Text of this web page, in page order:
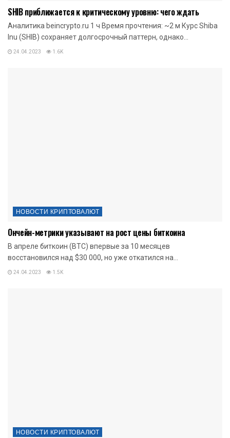
SHIB приближается к критическому уровню: чего ждать
Аналитика beincrypto.ru 1 ч Время прочтения: ~2 м Курс Shiba
Inu (SHIB) сохраняет долгосрочный паттерн, однако...
24.04.2023 1.6K
НОВОСТИ КРИПТОВАЛЮТ
Ончейн-метрики указывают на рост цены биткоина
В апреле биткоин (BTC) впервые за 10 месяцев
восстановился над $30 000, но уже откатился на...
24.04.2023 1.5K
НОВОСТИ КРИПТОВАЛЮТ